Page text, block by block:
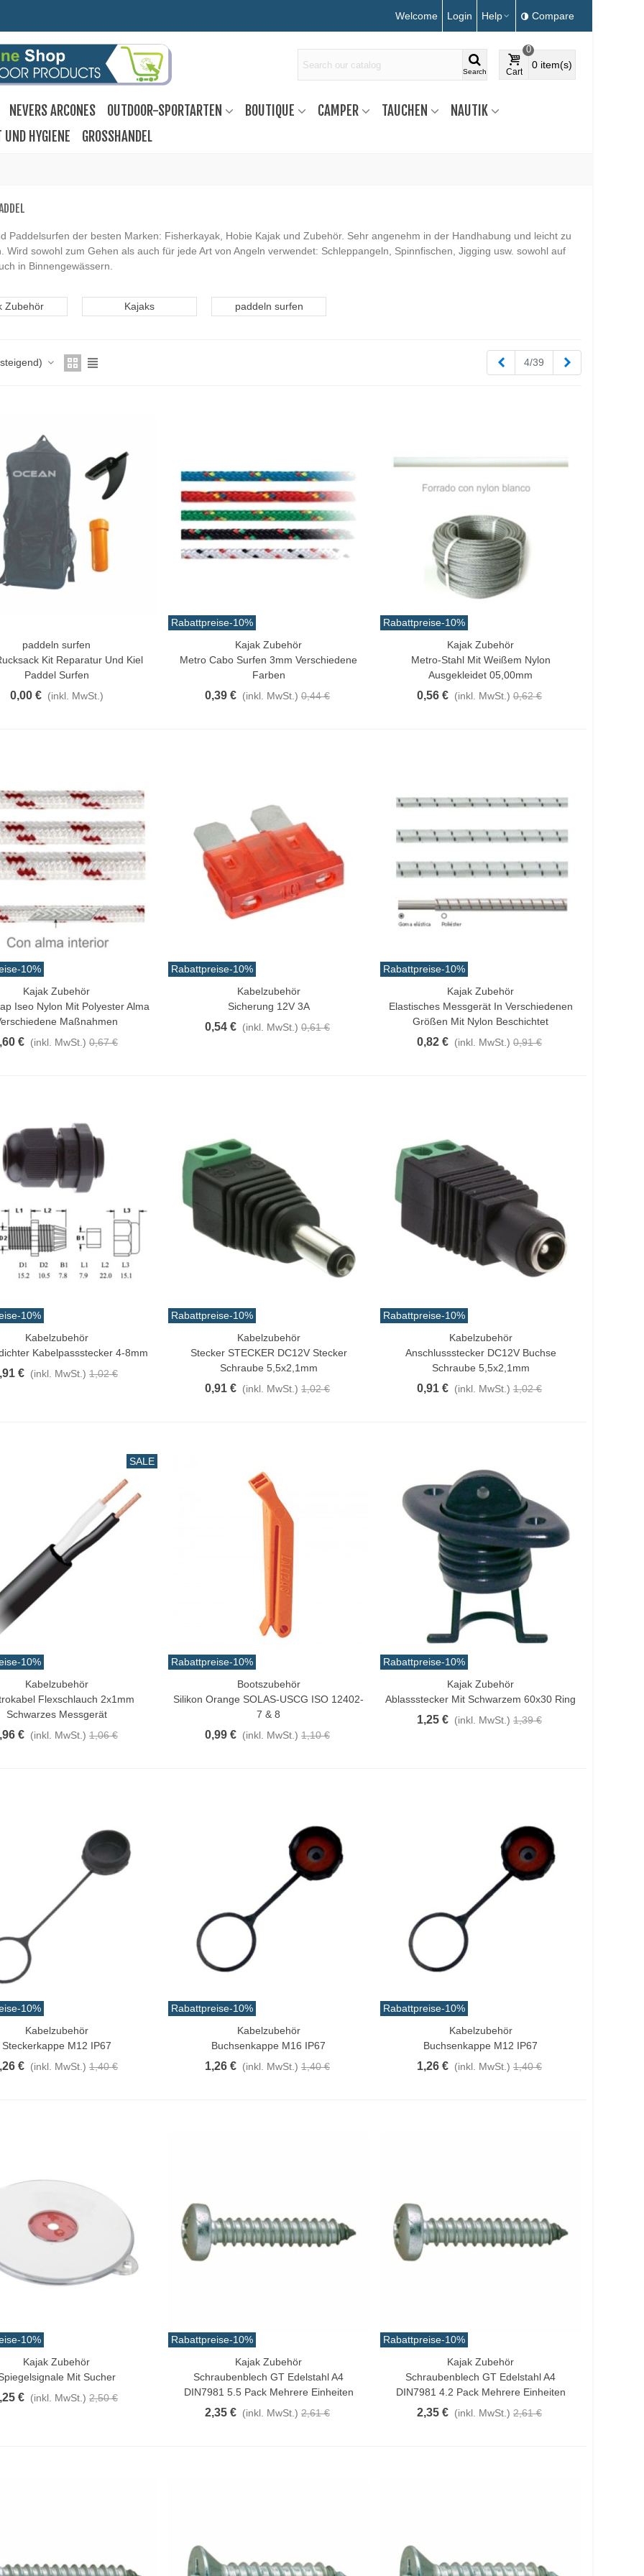
Welcome Login Help Compare
Search Cart
0
0 item(s)
NEVERS ARCONES OUTDOOR-SPORTARTEN BOUTIQUE CAMPER TAUCHEN
NAUTIK
HYGIENE GROSSHANDEL
€
(inkl. MwSt.) 11,47 €
-10%
D Minnow 152mm
Farben Mehrere
€
(inkl. MwSt.)
12,50 €
Guterman Torzal
Seide 10m...
Bucktail Extra
30cm Farben...
€
(inkl. MwSt.)
Paddelsurfen der besten Marken: Fisherkayak, Hobie Kajak und Zubehör. Sehr angenehm in der Handhabung und leicht zu
Wird sowohl zum Gehen als auch für jede Art von Angeln verwendet: Schleppangeln, Spinnfischen, Jigging usw. sowohl auf
in Binnengewässern.
Zubehör Kajaks paddeln surfen
Zurück
4/39
paddeln surfen
Kit Reparatur Und Kiel
Paddel Surfen
0,00 € (inkl. MwSt.)
Rabattpreise-10%
VorschauKajak Zubehör
Metro Cabo Surfen 3mm Verschiedene
Farben
0,39 € (inkl. MwSt.) 0,44 €
Rabattpreise-10%
In Den WarenkorbKajak Zubehör
Metro-Stahl Mit Weißem Nylon
Ausgekleidet 05,00mm
0,56 € (inkl. MwSt.) 0,62 €
-10%
Kajak Zubehör
Iseo Nylon Mit Polyester Alma
Maßnahmen
€ (inkl. MwSt.) 0,67 €
Rabattpreise-10%
In Den WarenkorbKabelzubehör
Sicherung 12V 3A
0,54 € (inkl. MwSt.) 0,61 €
Rabattpreise-10%
VorschauKajak Zubehör
Elastisches Messgerät In Verschiedenen
Größen Mit Nylon Beschichtet
0,82 € (inkl. MwSt.) 0,91 €
-10%
WarenkorbKabelzubehör
Kabelpassstecker 4-8mm
€ (inkl. MwSt.) 1,02 €
Rabattpreise-10%
In Den WarenkorbKabelzubehör
Stecker STECKER DC12V Stecker
Schraube 5,5x2,1mm
0,91 € (inkl. MwSt.) 1,02 €
Rabattpreise-10%
In Den WarenkorbKabelzubehör
Anschlussstecker DC12V Buchse
Schraube 5,5x2,1mm
0,91 € (inkl. MwSt.) 1,02 €
SALE
-10%
WarenkorbKabelzubehör
Flexschlauch 2x1mm
Schwarzes Messgerät
€ (inkl. MwSt.) 1,06 €
Rabattpreise-10%
In Den WarenkorbBootszubehör
Silikon Orange SOLAS-USCG ISO 12402-
7 & 8
0,99 € (inkl. MwSt.) 1,10 €
Rabattpreise-10%
In Den WarenkorbKajak Zubehör
Ablassstecker Mit Schwarzem 60x30 Ring
1,25 € (inkl. MwSt.) 1,39 €
-10%
WarenkorbKabelzubehör
Steckerkappe M12 IP67
€ (inkl. MwSt.) 1,40 €
Rabattpreise-10%
In Den WarenkorbKabelzubehör
Buchsenkappe M16 IP67
1,26 € (inkl. MwSt.) 1,40 €
Rabattpreise-10%
In Den WarenkorbKabelzubehör
Buchsenkappe M12 IP67
1,26 € (inkl. MwSt.) 1,40 €
-10%
WarenkorbKajak Zubehör
Mit Sucher
€ (inkl. MwSt.) 2,50 €
Rabattpreise-10%
VorschauKajak Zubehör
Schraubenblech GT Edelstahl A4
DIN7981 5.5 Pack Mehrere Einheiten
2,35 € (inkl. MwSt.) 2,61 €
Rabattpreise-10%
VorschauKajak Zubehör
Schraubenblech GT Edelstahl A4
DIN7981 4.2 Pack Mehrere Einheiten
2,35 € (inkl. MwSt.) 2,61 €